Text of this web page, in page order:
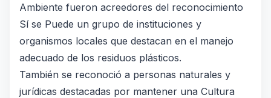
Ambiente fueron acreedores del reconocimiento
Sí se Puede un grupo de instituciones y
organismos locales que destacan en el manejo
adecuado de los residuos plásticos.
También se reconoció a personas naturales y
jurídicas destacadas por mantener una Cultura